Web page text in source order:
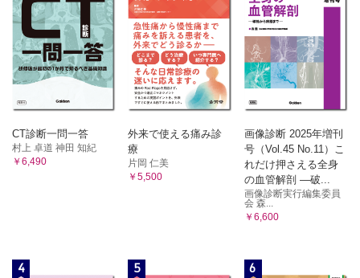
3．腸骨弁・腸骨皮弁
血行形態／適応
手技
症例
第9章 腹腔内臓器移植
血行形態／適応
CT診断一問一答
村上 卓道 神田 知紀
￥6,490
外来で使える痛み診
療
片岡 仁美
￥5,500
画像診断 2025年増刊
号（Vol.45 No.11）こ
れだけ押さえる全身
の血管解剖 ―破...
画像診断実行編集委員
会 森...
￥6,600
4 5 6